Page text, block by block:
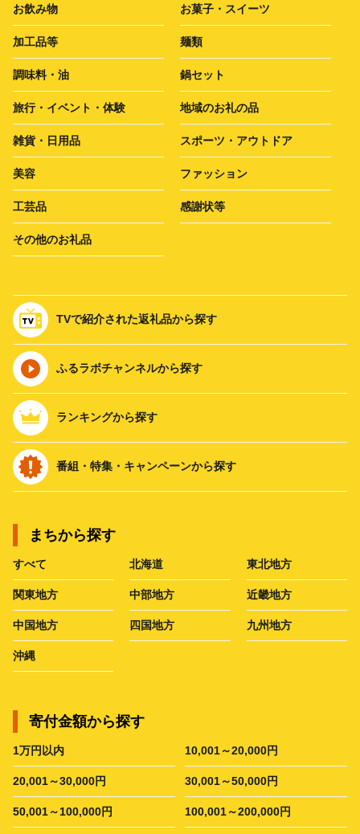
お飲み物 お菓子・スイーツ
加工品等 麺類
調味料・油 鍋セット
旅行・イベント・体験 地域のお礼の品
雑貨・日用品 スポーツ・アウトドア
美容 ファッション
工芸品 感謝状等
その他のお礼品
TVで紹介された返礼品から探す
ふるラボチャンネルから探す
ランキングから探す
番組・特集・キャンペーンから探す
まちから探す
すべて 北海道 東北地方
関東地方 中部地方 近畿地方
中国地方 四国地方 九州地方
沖縄
寄付金額から探す
1万円以内 10,001～20,000円
20,001～30,000円 30,001～50,000円
50,001～100,000円 100,001～200,000円